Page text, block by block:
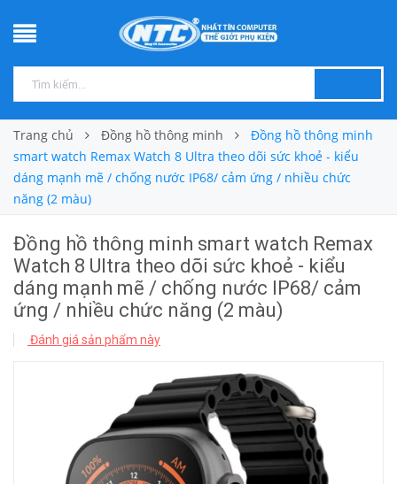
Trang chủ Đồng hồ thông minh
Đồng hồ thông minh
smart watch Remax Watch 8 Ultra theo dõi sức khoẻ - kiểu
dáng mạnh mẽ / chống nước IP68/ cảm ứng / nhiều chức
năng (2 màu)
Đồng hồ thông minh smart watch Remax
Watch 8 Ultra theo dõi sức khoẻ - kiểu
dáng mạnh mẽ / chống nước IP68/ cảm
ứng / nhiều chức năng (2 màu)
Đánh giá sản phẩm này